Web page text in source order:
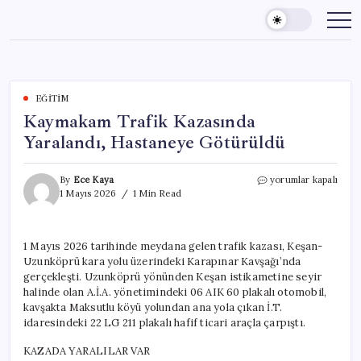
content
EĞITIM
Kaymakam Trafik Kazasında
Yaralandı, Hastaneye Götürüldü
By Ece Kaya
1 Mayıs 2026
1 Min Read
Kaymakam
Götürüldü
için
yorumlar kapalı
1 Mayıs 2026 tarihinde meydana gelen trafik kazası, Keşan-
Uzunköprü kara yolu üzerindeki Karapınar Kavşağı’nda
gerçekleşti. Uzunköprü yönünden Keşan istikametine seyir
halinde olan A.İ.A. yönetimindeki 06 AIK 60 plakalı otomobil,
kavşakta Maksutlu köyü yolundan ana yola çıkan İ.T.
idaresindeki 22 LG 211 plakalı hafif ticari araçla çarpıştı.
KAZADA YARALILAR VAR